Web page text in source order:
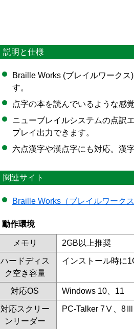
説明と仕様
Braille Works (ブレイルワーク
す。
点字の本を読んでいるような感
ニューブレイルシステムの点訳
プレイ出力できます。
六点漢字や漢点字にも対応。漢
関連サイト
Braille Works（ブレイルワーク
動作環境
メモリ 2GB以上推奨
ハードディス
ク空き容量
インストール時に
対応OS Windows 10、11
対応スクリー
ンリーダー
PC-Talker 7Ⅴ、